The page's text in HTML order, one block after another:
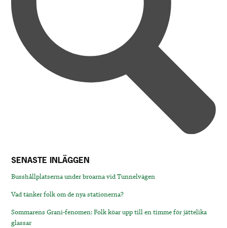
SENASTE INLÄGGEN
Busshållplatserna under broarna vid Tunnelvägen
Vad tänker folk om de nya stationerna?
Sommarens Grani-fenomen: Folk köar upp till en timme för jättelika
glassar